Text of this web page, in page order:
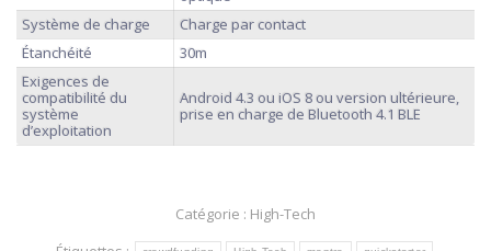
Système de charge
Charge par contact
Étanchéité
30m
Exigences de
compatibilité du
système
d’exploitation
Android 4.3 ou iOS 8 ou version ultérieure,
prise en charge de Bluetooth 4.1 BLE
Catégorie : High-Tech